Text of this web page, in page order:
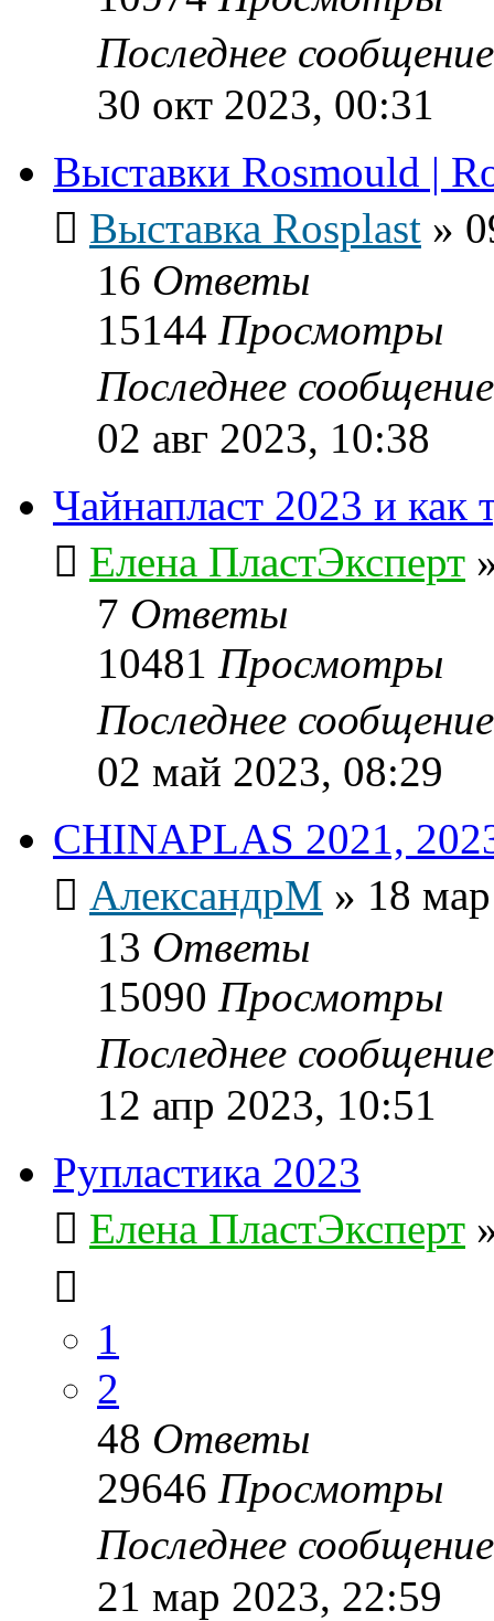
Последнее
30 окт 2023, 00:31
Выставки Rosmould |
Выставка Rosplast »
16 Ответы
15144 Просмотры
Последнее
02 авг 2023, 10:38
Чайнапласт 2023 и как
Елена ПластЭксперт
7 Ответы
10481 Просмотры
Последнее
02 май 2023, 08:29
CHINAPLAS 2021,
АлександрМ » 18
13 Ответы
15090 Просмотры
Последнее
12 апр 2023, 10:51
Рупластика 2023
Елена ПластЭксперт
1
2
48 Ответы
29646 Просмотры
Последнее
21 мар 2023, 22:59